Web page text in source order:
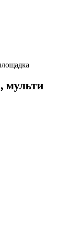
мульти